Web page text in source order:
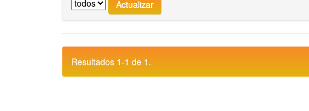
Resultados 1-1 de 1.